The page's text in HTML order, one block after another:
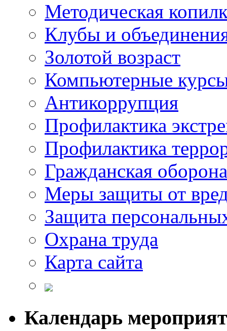
Методическая
Клубы и
Золотой возраст
Компьютерные
Антикоррупция
Профилактика
Профилактика
Гражданская оборона
Меры защиты от
Защита
Охрана труда
Карта сайта
Календарь